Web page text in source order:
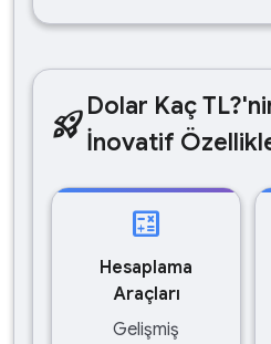
rocket_launchDolar Kaç
İnovatif
calculate
Hesaplama
Araçları
Gelişmiş